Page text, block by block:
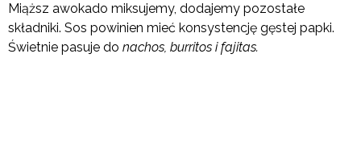
Miąższ awokado miksujemy, dodajemy pozostałe
składniki. Sos powinien mieć konsystencję gęstej papki.
Świetnie pasuje do nachos, burritos i fajitas.